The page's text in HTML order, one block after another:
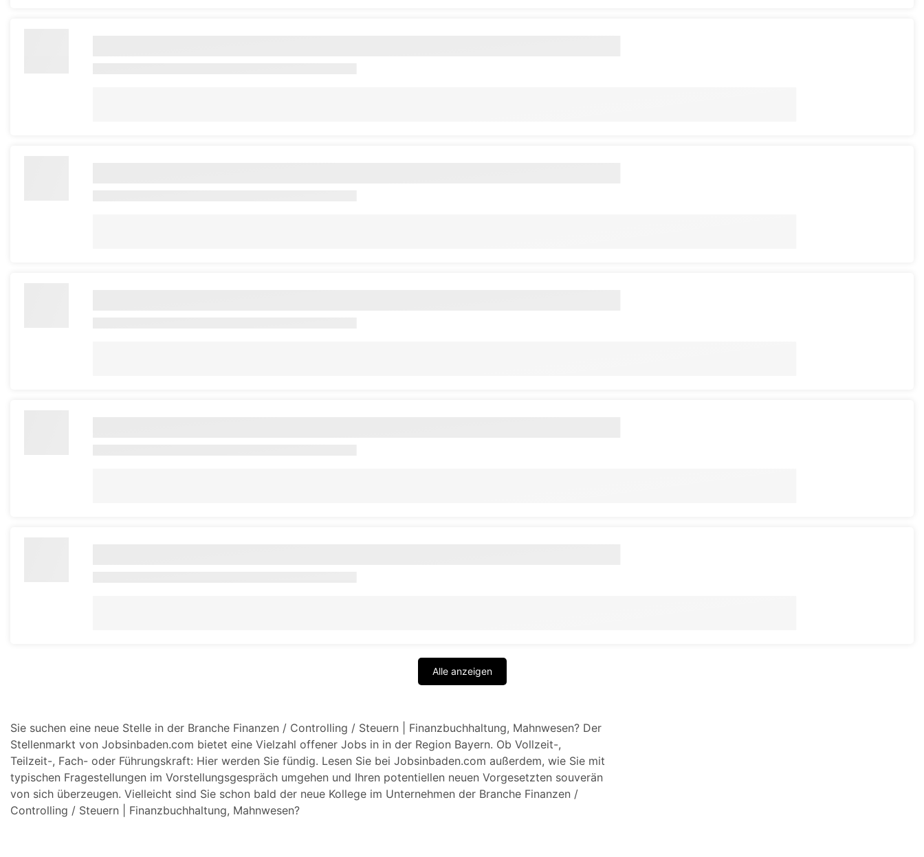
Alle anzeigen
Sie suchen eine neue Stelle in der Branche Finanzen / Controlling / Steuern | Finanzbuchhaltung, Mahnwesen? Der
Stellenmarkt von Jobsinbaden.com bietet eine Vielzahl offener Jobs in in der Region Bayern. Ob Vollzeit-,
Teilzeit-, Fach- oder Führungskraft: Hier werden Sie fündig. Lesen Sie bei Jobsinbaden.com außerdem, wie Sie mit
typischen Fragestellungen im Vorstellungsgespräch umgehen und Ihren potentiellen neuen Vorgesetzten souverän
von sich überzeugen. Vielleicht sind Sie schon bald der neue Kollege im Unternehmen der Branche Finanzen /
Controlling / Steuern | Finanzbuchhaltung, Mahnwesen?